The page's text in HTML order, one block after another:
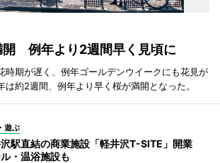
開 例年より2週間早く見頃に
時期が遅く、例年ゴールデンウイークにも花見が
は約2週間、例年より早く桜が満開となった。
遊ぶ
駅直結の商業施設「軽井沢T-SITE」開業
・温浴施設も